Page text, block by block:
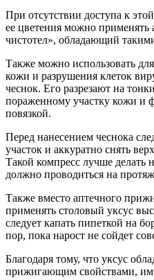
При отсутствии доступа к
ее цветения можно
чистотел», обладающий
Также можно использовать
кожи и разрушения клеток
чеснок. Его разрезают на
пораженному участку кожи и
повязкой.
Перед нанесением чеснока
участок и аккуратно снять
Такой компресс лучше делать
должно проводиться на
Также вместо аптечного
применять столовый уксус
следует капать пипеткой на
пор, пока нарост не сойдет
Благодаря тому, что уксус
прижигающим свойствами, им